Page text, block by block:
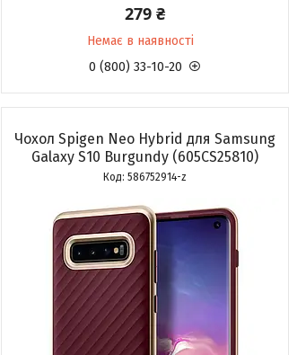
279 ₴
Немає в наявності
0 (800) 33-10-20
Чохол Spigen Neo Hybrid для Samsung
Galaxy S10 Burgundy (605CS25810)
586752914-z